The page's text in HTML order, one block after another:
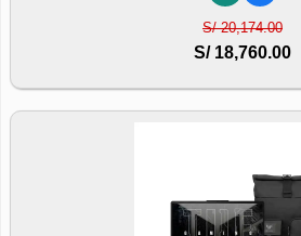
S/ 20,174.00
S/ 18,760.00